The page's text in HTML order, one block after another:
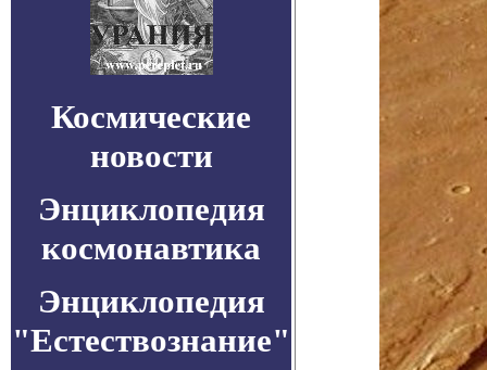
Космические
новости
Энциклопедия
космонавтика
Энциклопедия
"Естествознание"